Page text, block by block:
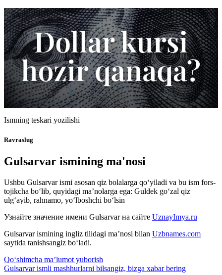
Ismning teskari yozilishi
Ravraslug
Gulsarvar ismining ma'nosi
Ushbu Gulsarvar ismi asosan qiz bolalarga qo‘yiladi va bu ism fors-
tojikcha bo‘lib, quyidagi ma’nolarga ega: Guldek go‘zal qiz
ulg‘ayib, rahnamo, yo‘lboshchi bo‘lsin
Узнайте значение имени Gulsarvarна сайте UznayImya.ru
Gulsarvarismining ingliz tilidagi ma’nosi bilan Uzbnames.com
saytida tanishsangiz bo‘ladi.
Qo‘shimcha ma’lumot yuborish
Gulsarvar ismli mashhurlarni bilsangiz, bizga xabar bering